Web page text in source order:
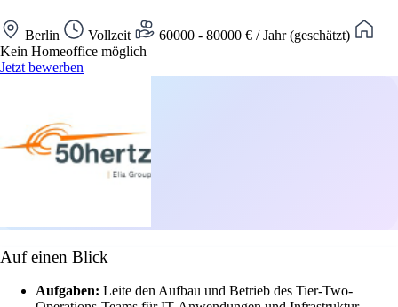
Berlin Vollzeit
60000 - 80000 € / Jahr (geschätzt)
Kein Homeoffice möglich
Jetzt bewerben
Auf einen Blick
Aufgaben: Leite den Aufbau und Betrieb des Tier-Two-